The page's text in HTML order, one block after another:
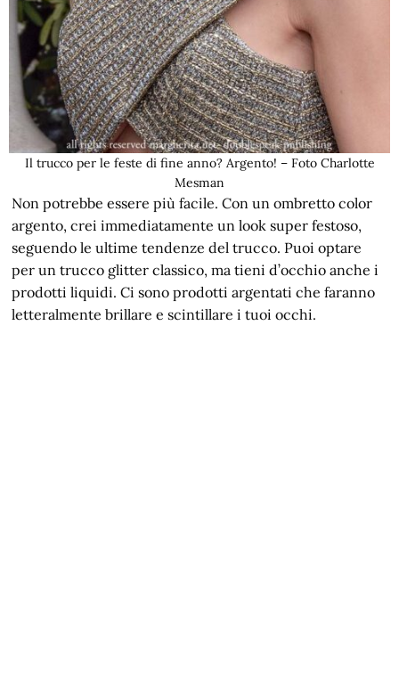
Il trucco per le feste di fine anno? Argento! – Foto Charlotte
Mesman
Non potrebbe essere più facile. Con un ombretto color
argento, crei immediatamente un look super festoso,
seguendo le ultime tendenze del trucco. Puoi optare
per un trucco glitter classico, ma tieni d’occhio anche i
prodotti liquidi. Ci sono prodotti argentati che faranno
letteralmente brillare e scintillare i tuoi occhi.